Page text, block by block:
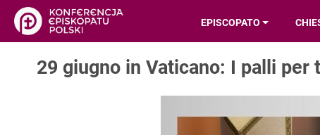
EPISCOPATO
29 giugno in Vaticano: I palli